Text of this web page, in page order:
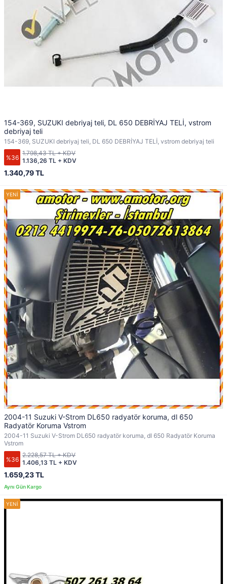
154-369, SUZUKI debriyaj teli, DL 650 DEBRİYAJ TELİ, vstrom
debriyaj teli
154-369, SUZUKI debriyaj teli, DL 650 DEBRİYAJ TELİ, vstrom debriyaj teli
%36
1.340,79 TL
1.136,26 TL + KDV
1.798,43 TL + KDV
2004-11 Suzuki V-Strom DL650 radyatör koruma, dl 650
Radyatör Koruma Vstrom
2004-11 Suzuki V-Strom DL650 radyatör koruma, dl 650 Radyatör Koruma
Vstrom
%36
1.659,23 TL
1.406,13 TL + KDV
2.228,57 TL + KDV